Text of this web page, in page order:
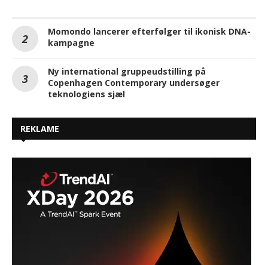
Momondo lancerer efterfølger til ikonisk DNA-
kampagne
Ny international gruppeudstilling på
Copenhagen Contemporary undersøger
teknologiens sjæl
REKLAME